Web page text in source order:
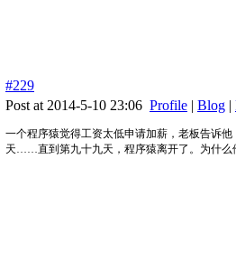
#229
Post at 2014-5-10 23:06 Profile | Blog |
一个程序猿觉得工资太低申请加薪，老板告诉
天……直到第九十九天，程序猿离开了。为什